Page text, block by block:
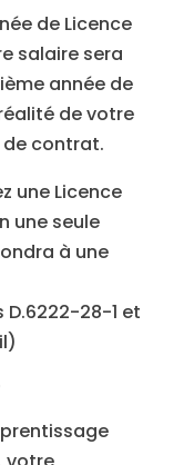
de Licence
salaire sera
année de
de votre
de contrat.
une Licence
une seule
à une
28-1 et